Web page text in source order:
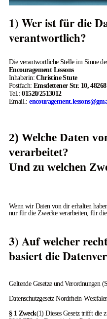
1) Wer ist für die
verantwortlich?
Die verantwortliche Stelle im Sinne
Encouragement Lessons
Inhaberin:Christine Stute
Postfach: Emsdettener Str. 10,
Tel.:01520/2513012
Email.:
2) Welche Daten
verarbeitet?
Und zu welchen
Wenn wir Daten von dir erhalten
nur für die Zwecke verarbeiten, für
3) Auf welcher
basiert die
Geltende Gesetze und Verordnungen
Datenschutzgesetz Nordrhein-
§ 1 Zweck(1) Dieses Gesetz trifft die